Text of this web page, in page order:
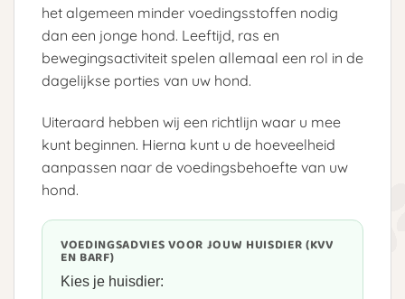
het algemeen minder voedingsstoffen nodig
dan een jonge hond. Leeftijd, ras en
bewegingsactiviteit spelen allemaal een rol in de
dagelijkse porties van uw hond.
Uiteraard hebben wij een richtlijn waar u mee
kunt beginnen. Hierna kunt u de hoeveelheid
aanpassen naar de voedingsbehoefte van uw
hond.
VOEDINGSADVIES VOOR JOUW HUISDIER (KVV
EN BARF)
Kies je huisdier: